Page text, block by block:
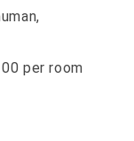
per room